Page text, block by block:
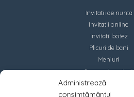
Administrează
consimțământul
Invitatii de nunta
Invitatii online
Invitatii botez
Plicuri de bani
Meniuri
Accesorii marturii
Contact